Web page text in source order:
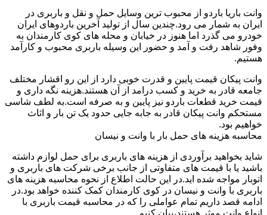
وانت باریا باردو از محبوب ترین وسایل حمل و نقل و باربری در
ایران به شمار می رود.چندین سال از تولید آخرین باردوهای ایران
خودرو می گذرد اما هنوز در خیابان و محله های کوی کارمندان به
وفور شاهد رفت و آمد و حضور این وسیله باربری محبوب و کارآمد
هستیم.
وانت پیکان قیمت پایین و قدرت خوبی دارد از این رو اقشار مختلف
جامعه قادر به خرید و کسب درامد از آن هستند.هزینه نگه داری و
قیمت خرید قطعات باردو نیز پایین و به صرفه است.به لطف شاسی
مستحکم وانت پیکان قادر به جابه جایی حدود یک تن بار و اثاث
خواهیم بود.
محاسبه هزینه های حمل بار با وانت و نیسان
شاید بخواهید برآوردی از هزینه های باربری برای حمل لوازم داشته
باشید یا با قیمت های متفاوتی از جانب برخی شرکت های باربری و
اتوبار مواجه شده اید.در این حالت اطلاع از نحوه محاسبه هزینه های
باربری با وانت و نیسان در کوی کارمندان کمک کننده خواهد بود.در
ادامه قصد داریم تمام عواملی را که در محاسبه قیمت باربری با
انواع وانت موثر هستند،بیان کنیم.